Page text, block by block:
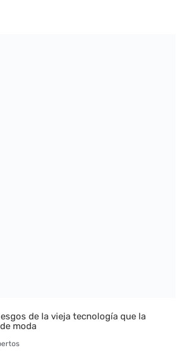
de la vieja tecnología que la
moda